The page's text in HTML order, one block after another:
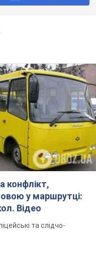
конфлікт,
у маршрутці:
Відео
та слідчо-